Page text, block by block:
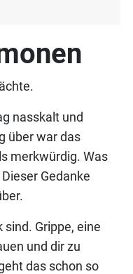
nasskalt und
über war das
merkwürdig. Was
Gedanke
Grippe, eine
und dir zu
das schon so